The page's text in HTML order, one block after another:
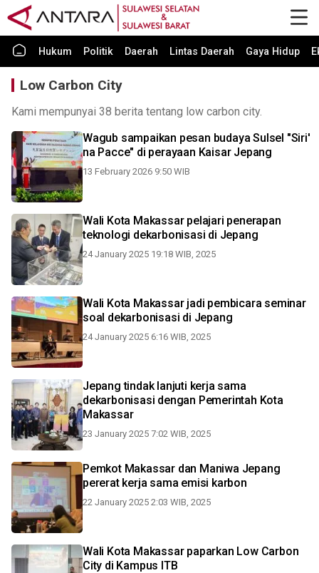
Hukum Politik Daerah Lintas Daerah Gaya Hidup
Low Carbon City
Kami mempunyai 38 berita tentang low carbon city.
Wagub sampaikan pesan budaya Sulsel "Siri'
na Pacce" di perayaan Kaisar Jepang
13 February 2026 9:50 WIB
Wali Kota Makassar pelajari penerapan
teknologi dekarbonisasi di Jepang
24 January 2025 19:18 WIB, 2025
Wali Kota Makassar jadi pembicara seminar
soal dekarbonisasi di Jepang
24 January 2025 6:16 WIB, 2025
Jepang tindak lanjuti kerja sama
dekarbonisasi dengan Pemerintah Kota
Makassar
23 January 2025 7:02 WIB, 2025
Pemkot Makassar dan Maniwa Jepang
pererat kerja sama emisi karbon
22 January 2025 2:03 WIB, 2025
Wali Kota Makassar paparkan Low Carbon
City di Kampus ITB